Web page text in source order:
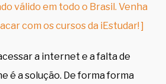
válido em todo o Brasil. Venha
com os cursos da iEstudar! ]
a internet e a falta de
é a solução. De forma forma